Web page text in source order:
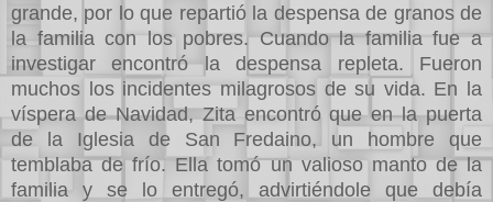
grande, por lo que repartió la despensa de granos de
la familia con los pobres. Cuando la familia fue a
investigar encontró la despensa repleta. Fueron
muchos los incidentes milagrosos de su vida. En la
víspera de Navidad, Zita encontró que en la puerta
de la Iglesia de San Fredaino, un hombre que
temblaba de frío. Ella tomó un valioso manto de la
familia y se lo entregó, advirtiéndole que debía